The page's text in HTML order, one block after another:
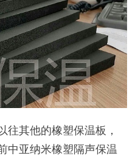
往其他的橡塑保温板，
中亚纳米橡塑隔声保温